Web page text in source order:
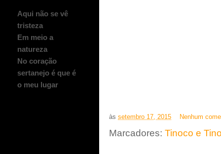
às setembro 17, 2015 Nenhum
Marcadores: Tinoco e
Aqui não se vê
tristeza
Em meio a
natureza
No coração
sertanejo é que é
o meu lugar